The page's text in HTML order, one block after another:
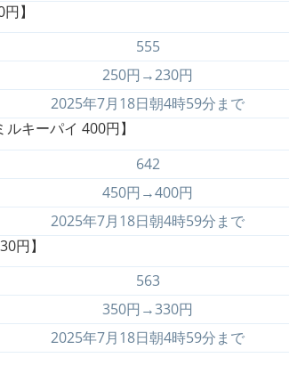
】
555
250円→230円
2025年7月18日朝4時59分まで
キーパイ 400円】
642
450円→400円
2025年7月18日朝4時59分まで
円】
563
350円→330円
2025年7月18日朝4時59分まで